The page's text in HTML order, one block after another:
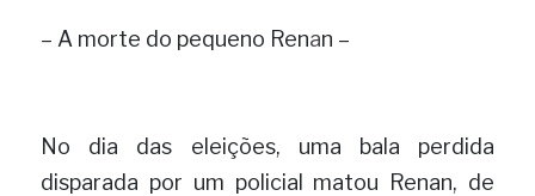
– A morte do pequeno Renan –
No dia das eleições, uma bala perdida
disparada por um policial matou Renan, de